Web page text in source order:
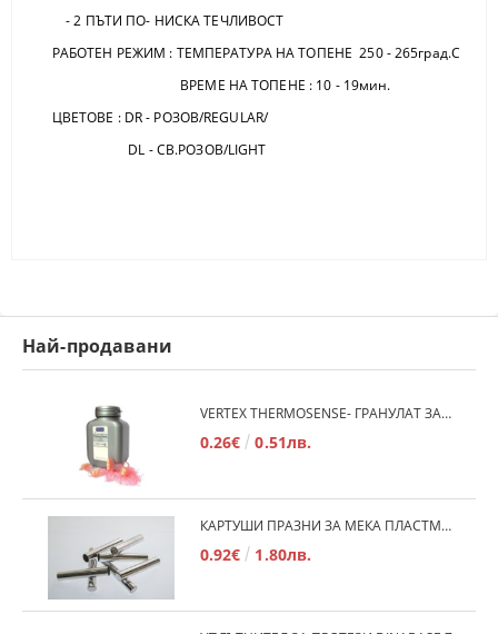
- 2 ПЪТИ ПО- НИСКА ТЕЧЛИВОСТ
РАБОТЕН РЕЖИМ : ТЕМПЕРАТУРА НА ТОПЕНЕ 250 - 265град.C
ВРЕМЕ НА ТОПЕНЕ : 10 - 19мин.
ЦВЕТОВЕ : DR - РОЗОВ/REGULAR/
DL - СВ.РОЗОВ/LIGHT
Най-продавани
VERTEX THERMOSENSE- ГРАНУЛАТ ЗА МЕКИ ПРОТЕЗИ
0.26€ 0.51лв.
КАРТУШИ ПРАЗНИ ЗА МЕКА ПЛАСТМАСА
0.92€ 1.80лв.